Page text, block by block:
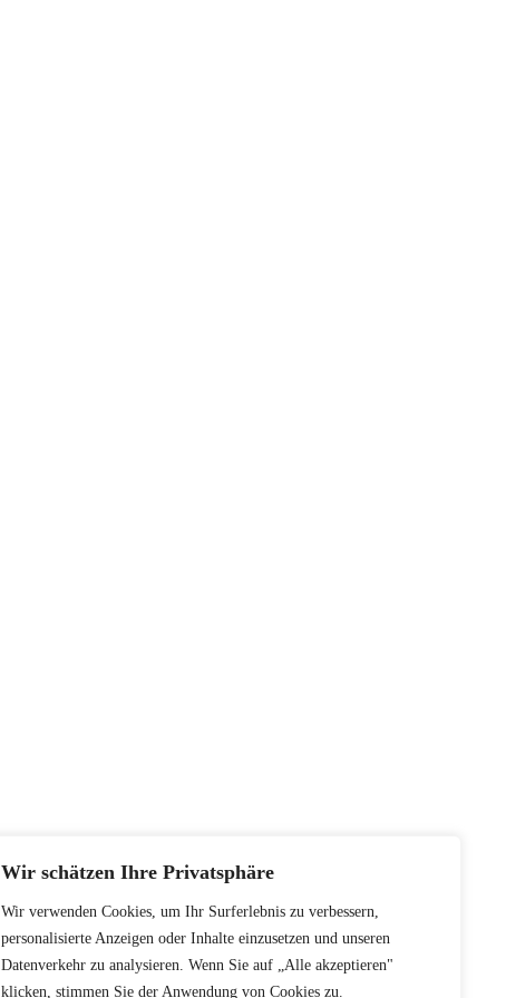
Wir schätzen Ihre Privatsphäre
Wir verwenden Cookies, um Ihr Surferlebnis zu verbessern,
personalisierte Anzeigen oder Inhalte einzusetzen und unseren
Datenverkehr zu analysieren. Wenn Sie auf „Alle akzeptieren"
klicken, stimmen Sie der Anwendung von Cookies zu.